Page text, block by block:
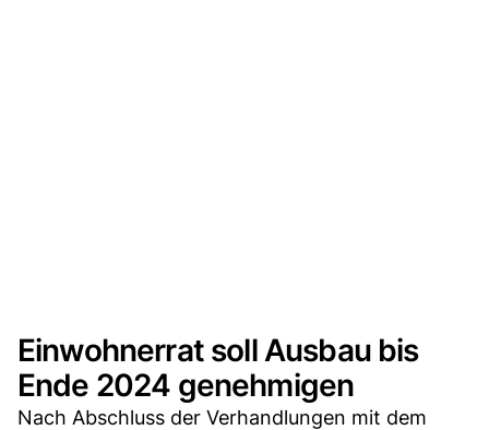
Einwohnerrat soll Ausbau bis
Ende 2024 genehmigen
Nach Abschluss der Verhandlungen mit dem